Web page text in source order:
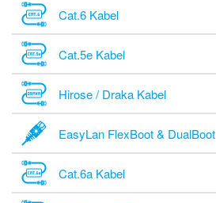
Cat.6 Kabel
Cat.5e Kabel
Hirose / Draka Kabel
EasyLan FlexBoot & DualBoot
Cat.6a Kabel